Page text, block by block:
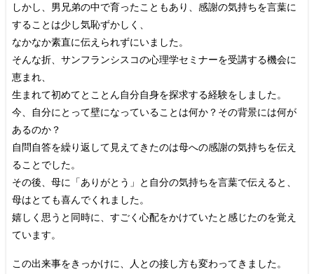
しかし、男兄弟の中で育ったこともあり、感謝の気持ちを言葉に
することは少し気恥ずかしく、
なかなか素直に伝えられずにいました。
そんな折、サンフランシスコの心理学セミナーを受講する機会に
恵まれ、
生まれて初めてとことん自分自身を探求する経験をしました。
今、自分にとって壁になっていることは何か？その背景には何が
あるのか？
自問自答を繰り返して見えてきたのは母への感謝の気持ちを伝え
ることでした。
その後、母に「ありがとう」と自分の気持ちを言葉で伝えると、
母はとても喜んでくれました。
嬉しく思うと同時に、すごく心配をかけていたと感じたのを覚え
ています。
この出来事をきっかけに、人との接し方も変わってきました。